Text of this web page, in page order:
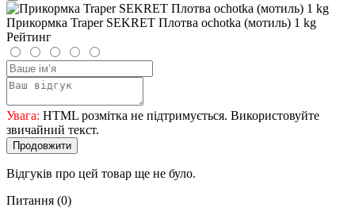
Прикормка Traper SEKRET Плотва ochotka (мотиль) 1 kg
Рейтинг
Увага: HTML розмітка не підтримується. Використовуйте
звичайний текст.
Продовжити
Відгуків про цей товар ще не було.
Питання (0)